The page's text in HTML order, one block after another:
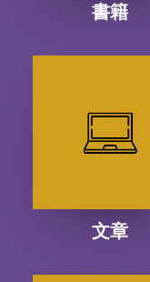
書籍
文章